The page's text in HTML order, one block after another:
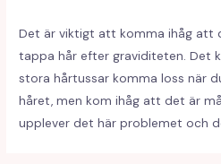
Det är viktigt att komma ihåg att
tappa hår efter graviditeten. Det
stora hårtussar komma loss när
håret, men kom ihåg att det är
upplever det här problemet och